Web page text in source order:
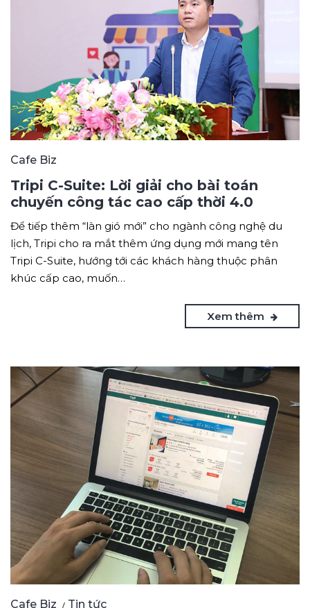
Cafe Biz
Tripi C-Suite: Lời giải cho bài toán
chuyến công tác cao cấp thời 4.0
Để tiếp thêm “làn gió mới” cho ngành công nghệ du
lịch, Tripi cho ra mắt thêm ứng dụng mới mang tên
Tripi C-Suite, hướng tới các khách hàng thuộc phân
khúc cấp cao, muốn…
Xem thêm
Cafe Biz Tin tức